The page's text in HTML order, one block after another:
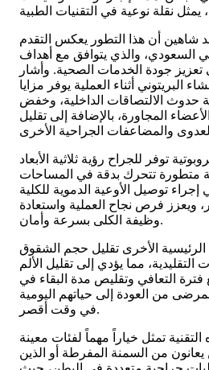
شاهين أن هذا التطور يعكس التقدم
السعودي، والذي يتوافق مع أهداف
المملكة 2030 في تعزيز جودة الخدمات الصحية. وأشار
البريتوني أثناء العملية يوفر مزايا
حدوث الالتصاقات الداخلية، وخفض
المجاورة، بالإضافة إلى تقليل
توفر للجراح رؤية ثلاثية الأبعاد
متطورة تتحرك بدقة في المساحات
توصيل الأوعية الدموية للكلية
ويعزز فرص نجاح العملية واستعادة
وظيفة الكلى بسرعة وأمان.
الأخرى تقليل حجم الشقوق
التقليدية، مما يؤدي إلى تقليل الألم
فترة التعافي وتقليص مدة البقاء في
من العودة إلى حياتهم اليومية
في وقت أقصر.
تمثل خياراً مهماً لفئات معينة
من السمنة المفرطة أو الذين